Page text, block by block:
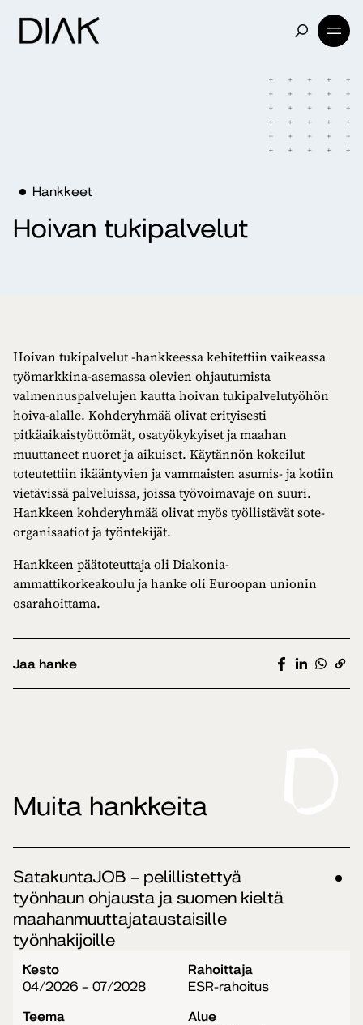
Hankkeet
Hoivan tukipalvelut
Hoivan tukipalvelut -hankkeessa kehitettiin vaikeassa
työmarkkina-asemassa olevien ohjautumista
valmennuspalvelujen kautta hoivan tukipalvelutyöhön
hoiva-alalle. Kohderyhmää olivat erityisesti
pitkäaikaistyöttömät, osatyökykyiset ja maahan
muuttaneet nuoret ja aikuiset. Käytännön kokeilut
toteutettiin ikääntyvien ja vammaisten asumis- ja kotiin
vietävissä palveluissa, joissa työvoimavaje on suuri.
Hankkeen kohderyhmää olivat myös työllistävät sote-
organisaatiot ja työntekijät.
Hankkeen päätoteuttaja oli Diakonia-
ammattikorkeakoulu ja hanke oli Euroopan unionin
osarahoittama.
Jaa hanke
Muita hankkeita
SatakuntaJOB – pelillistettyä
työnhaun ohjausta ja suomen kieltä
maahanmuuttajataustaisille
työnhakijoille
Kesto
04/2026 – 07/2028
Rahoittaja
ESR-rahoitus
Teema
Alue